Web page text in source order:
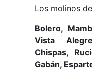
Los molinos
Bolero,
Vista
Chispas,
Gabán,